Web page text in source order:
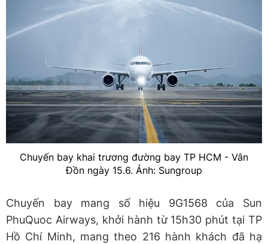
Chuyến bay khai trương đường bay TP HCM - Vân
Đồn ngày 15.6. Ảnh: Sungroup
Chuyến bay mang số hiệu 9G1568 của Sun
PhuQuoc Airways, khởi hành từ 15h30 phút tại TP
Hồ Chí Minh, mang theo 216 hành khách đã hạ